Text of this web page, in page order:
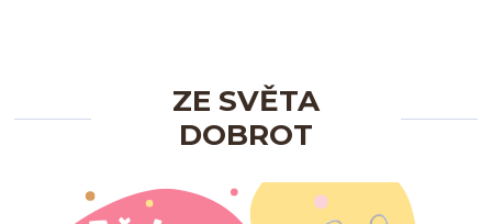
ZE SVĚTA
DOBROT